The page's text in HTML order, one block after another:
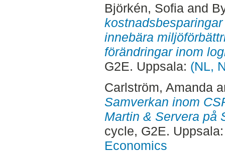
Björkén, Sofiaand
innebära
förändringar inom
G2E. Uppsala: (NL,
Carlström, Amanda
Samverkan inom
Martin & Servera på
cycle, G2E.
Economics